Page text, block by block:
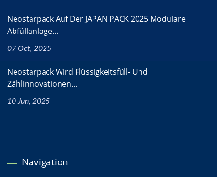
Neostarpack Auf Der JAPAN PACK 2025 Modulare
Abfüllanlage...
07 Oct, 2025
Neostarpack Wird Flüssigkeitsfüll- Und
Zählinnovationen...
10 Jun, 2025
Navigation